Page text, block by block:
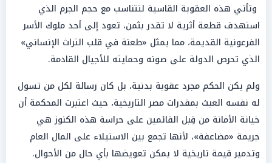
وتأتي هذه العقوبة القاسية لتتناسب مع حجم الجرم الذي
استهدف قطعة أثرية لا تقدر بثمن، تعود إلى أحد ملوك الأسر
الفرعونية القديمة، مما يمثل «طعنة في قلب التراث الإنساني»
الذي تحرص الدولة على صونه وحمايته للأجيال القادمة.
ولم يكن الحكم مجرد عقوبة بدنية، بل كان رسالة لكل من تسول
له نفسه العبث بمقدرات مصر التاريخية، حيث اعتبرت المحكمة أن
خيانة الأمانة من قِبل القائمين على حراسة هذه الكنوز هي
جريمة «مضاعفة»، لأنها تجمع بين الاستيلاء على المال العام
وتدمير قيمة تاريخية لا يمكن تعويضها بأي حال من الأحوال.